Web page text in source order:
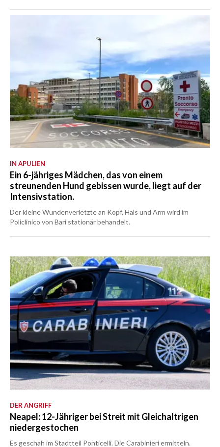
IN APULIEN
Ein 6-jähriges Mädchen, das von einem
streunenden Hund gebissen wurde, liegt auf der
Intensivstation.
Der kleine Wundenverletzte an Kopf, Hals und Arm wird im
Policlinico von Bari stationär behandelt.
DER ANGRIFF
Neapel: 12-Jähriger bei Streit mit Gleichaltrigen
niedergestochen
Es geschah im Stadtteil Ponticelli. Die Carabinieri ermitteln.